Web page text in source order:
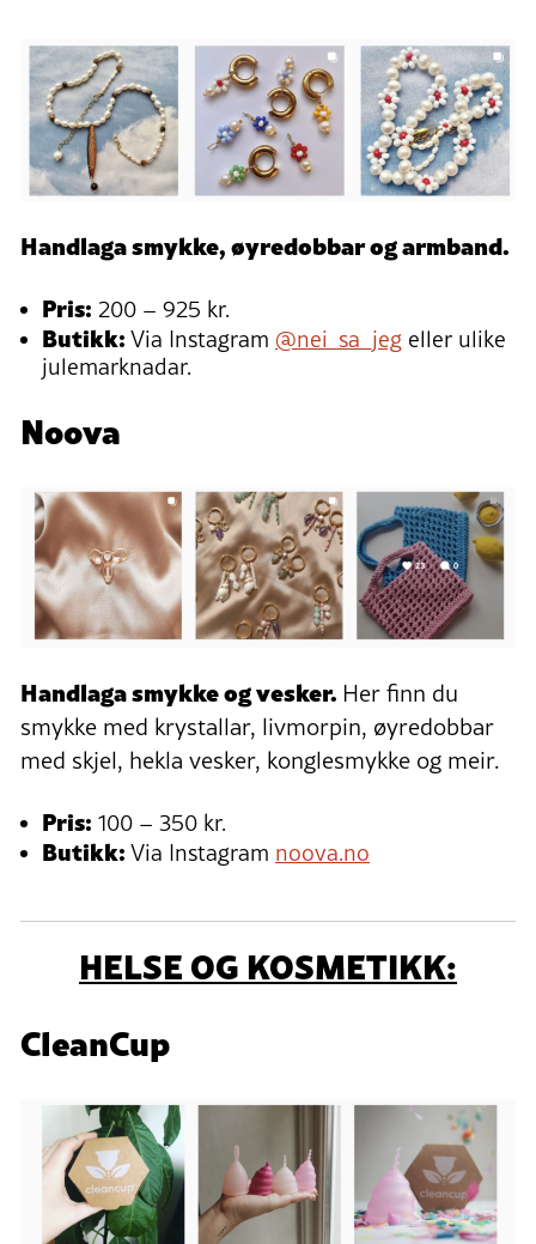
Handlaga smykke, øyredobbar og armband.
Pris: 200 – 925 kr.
Butikk:Via Instagram @nei_sa_jeg eller ulike
julemarknadar.
Noova
Handlaga smykke og vesker. Her finn du
smykke med krystallar, livmorpin, øyredobbar
med skjel, hekla vesker, konglesmykke og meir.
Pris: 100 – 350 kr.
Butikk:Via Instagram noova.no
HELSE OG KOSMETIKK:
CleanCup